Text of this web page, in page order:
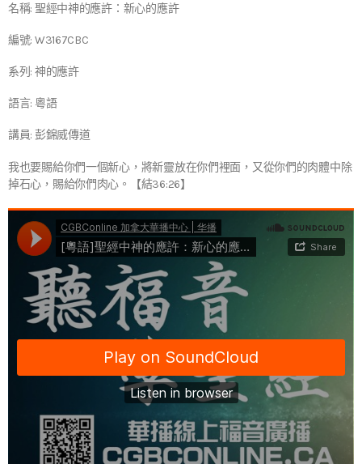
名稱: 聖經中神的應許：新心的應許
編號: W3167CBC
系列: 神的應許
語言: 粵語
講員: 彭錦威傳道
我也要賜給你們一個新心，將新靈放在你們裡面，又從你們的肉體中除
掉石心，賜給你們肉心。【結36:26】